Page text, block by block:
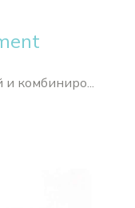
комбиниро...